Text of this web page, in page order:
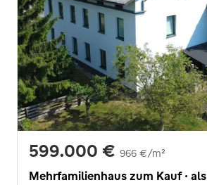
599.000 € 966 €/m²
Mehrfamilienhaus zum Kauf · als